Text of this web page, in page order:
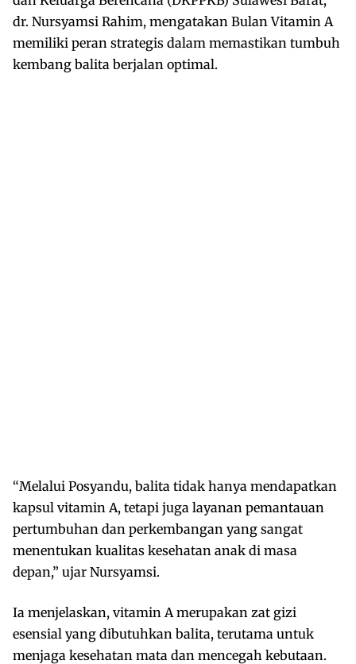
dr. Nursyamsi Rahim, mengatakan Bulan Vitamin A
memiliki peran strategis dalam memastikan tumbuh
kembang balita berjalan optimal.
“Melalui Posyandu, balita tidak hanya mendapatkan
kapsul vitamin A, tetapi juga layanan pemantauan
pertumbuhan dan perkembangan yang sangat
menentukan kualitas kesehatan anak di masa
depan,” ujar Nursyamsi.
Ia menjelaskan, vitamin A merupakan zat gizi
esensial yang dibutuhkan balita, terutama untuk
menjaga kesehatan mata dan mencegah kebutaan.